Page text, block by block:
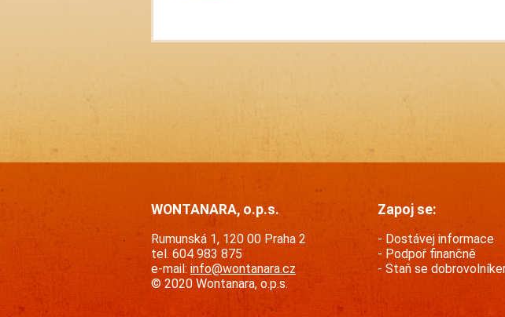
WONTANARA, o.p.s.
Rumunská 1, 120 00 Praha 2
tel. 604 983 875
e-mail: info@wontanara.cz
© 2020 Wontanara, o.p.s.
Zapoj se:
Dostávej informace
Podpoř finančně
Staň se